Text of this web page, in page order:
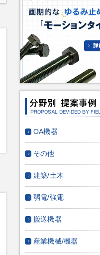
OA機器
その他
建築/土木
弱電/強電
搬送機器
産業機械/機器